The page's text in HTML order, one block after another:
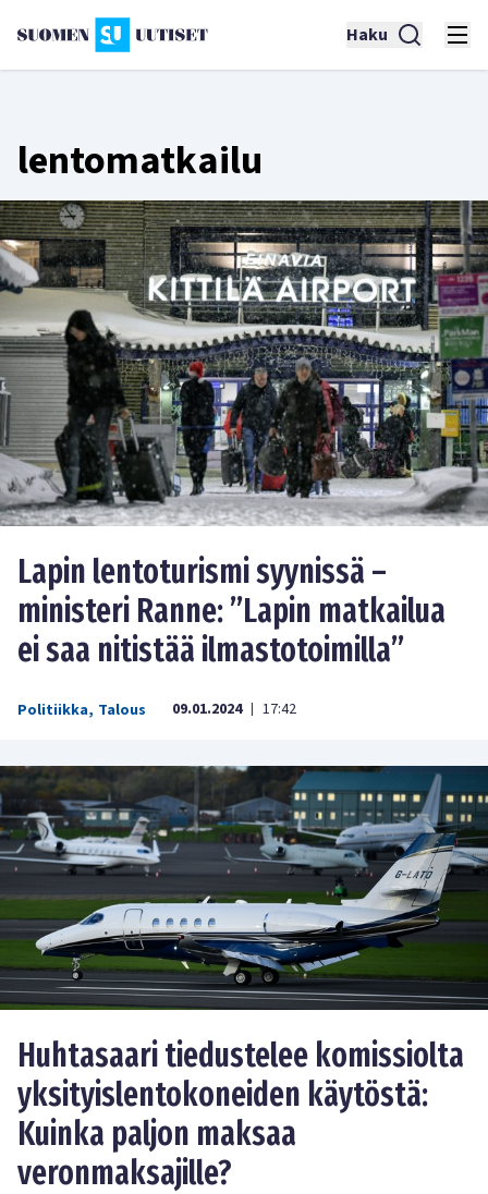
Haku
lentomatkailu
Lapin lentoturismi syynissä –
ministeri Ranne: ”Lapin matkailua
ei saa nitistää ilmastotoimilla”
Politiikka, Talous 09.01.2024 | 17:42
Huhtasaari tiedustelee komissiolta
yksityislentokoneiden käytöstä:
Kuinka paljon maksaa
veronmaksajille?